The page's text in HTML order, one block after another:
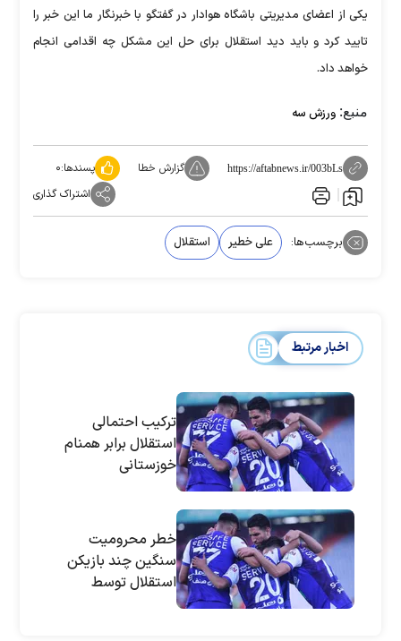
یکی از اعضای مدیریتی باشگاه هوادار در گفتگو با خبرنگار ما این خبر را
تایید کرد و باید دید استقلال برای حل این مشکل چه اقدامی انجام
خواهد داد.
منبع: ورزش سه
https://aftabnews.ir/003bLs گزارش خطا پسندها:۰
اشتراک گذاری
برچسب‌ها: علی خطیر استقلال
اخبار مرتبط
ترکیب احتمالی
استقلال برابر همنام
خوزستانی
خطر محرومیت
سنگین چند بازیکن
استقلال توسط